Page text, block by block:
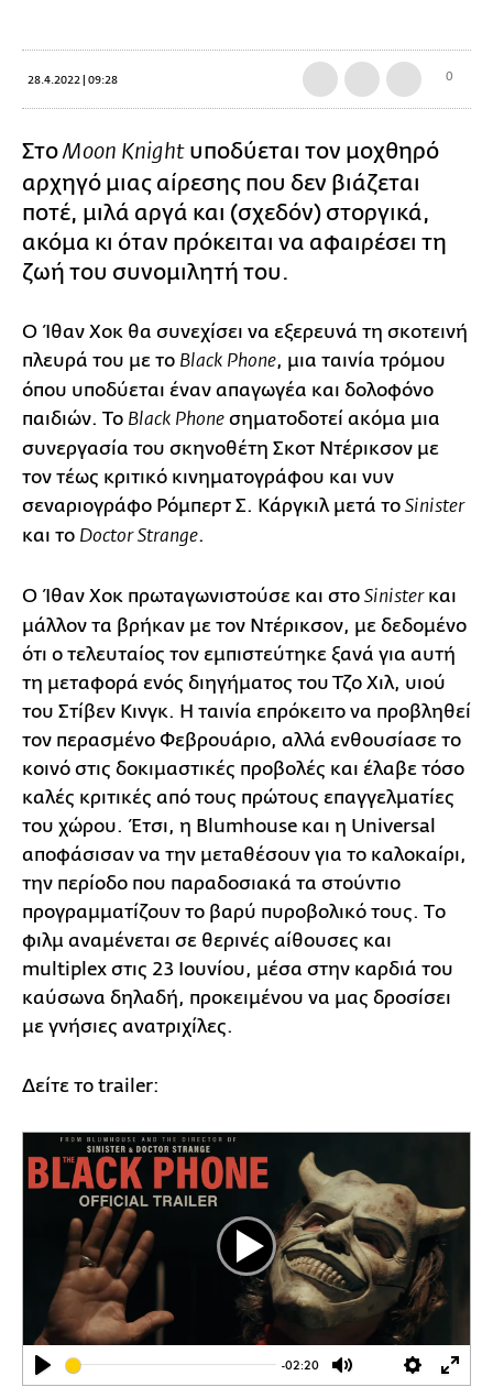
28.4.2022 | 09:28 0
ΣτοMoon Knight υποδύεται τον μοχθηρό
αρχηγό μιας αίρεσης που δεν βιάζεται
ποτέ, μιλά αργά και (σχεδόν) στοργικά,
ακόμα κι όταν πρόκειται να αφαιρέσει τη
ζωή του συνομιλητή του.
Ο Ίθαν Χοκ θα συνεχίσει να εξερευνά τη σκοτεινή
πλευρά του με το Black Phone, μια ταινία τρόμου
όπου υποδύεται έναν απαγωγέα και δολοφόνο
παιδιών. To Black Phone σηματοδοτεί ακόμα μια
συνεργασία του σκηνοθέτη Σκοτ Ντέρικσον με
τον τέως κριτικό κινηματογράφου και νυν
σεναριογράφο Ρόμπερτ Σ. Κάργκιλ μετά το Sinister
και το Doctor Strange.
Ο Ίθαν Χοκ πρωταγωνιστούσε και στο Sinister και
μάλλον τα βρήκαν με τον Ντέρικσον, με δεδομένο
ότι ο τελευταίος τον εμπιστεύτηκε ξανά για αυτή
τη μεταφορά ενός διηγήματος του Τζο Χιλ, υιού
του Στίβεν Κινγκ. Η ταινία επρόκειτο να προβληθεί
τον περασμένο Φεβρουάριο, αλλά ενθουσίασε το
κοινό στις δοκιμαστικές προβολές και έλαβε τόσο
καλές κριτικές από τους πρώτους επαγγελματίες
του χώρου. Έτσι, η Blumhouse και η Universal
αποφάσισαν να την μεταθέσουν για το καλοκαίρι,
την περίοδο που παραδοσιακά τα στούντιο
προγραμματίζουν το βαρύ πυροβολικό τους. Tο
φιλμ αναμένεται σε θερινές αίθουσες και
multiplex στις 23 Ιουνίου, μέσα στην καρδιά του
καύσωνα δηλαδή, προκειμένου να μας δροσίσει
με γνήσιες ανατριχίλες.
Δείτε το trailer:
-02:20
Play